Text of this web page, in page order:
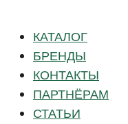
КАТАЛОГ
БРЕНДЫ
КОНТАКТЫ
ПАРТНЁРАМ
СТАТЬИ